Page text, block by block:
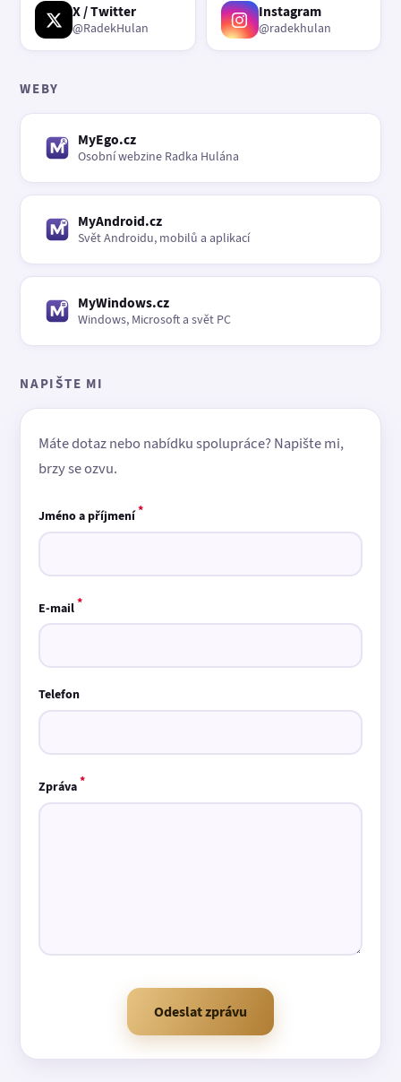
X / Twitter
@RadekHulan
Instagram
@radekhulan
WEBY
MyEgo.cz
Osobní webzine Radka Hulána
MyAndroid.cz
Svět Androidu, mobilů a aplikací
MyWindows.cz
Windows, Microsoft a svět PC
NAPIŠTE MI
Máte dotaz nebo nabídku spolupráce? Napište mi,
brzy se ozvu.
Jméno a příjmení*
E-mail*
Telefon
Zpráva*
Odeslat zprávu